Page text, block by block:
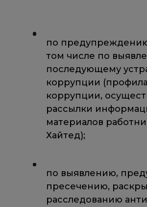
по
том числе по
последующему
коррупции
коррупции,
рассылки
материалов
Хайтед);
по выявлению,
пресечению,
расследованию